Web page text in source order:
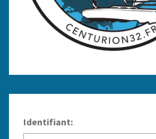
Identifiant: